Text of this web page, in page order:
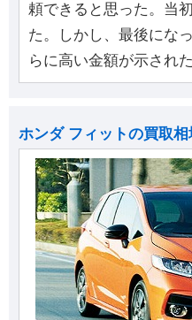
頼できると思った。当
た。しかし、最後にな
らに高い金額が示され
ホンダ フィットの買取